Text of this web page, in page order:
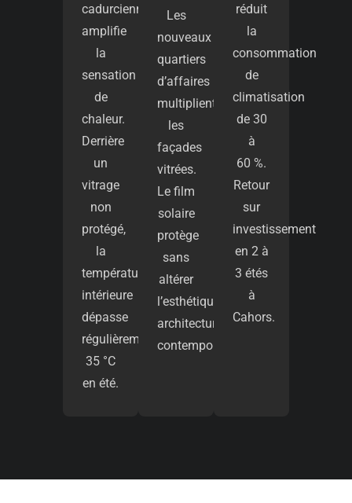
cadurcienne
amplifie
la
sensation
de
chaleur.
Derrière
un
vitrage
non
protégé,
la
température
intérieure
dépasse
régulièrement
35 °C
en été.
Les
nouveaux
quartiers
d’affaires
multiplient
les
façades
vitrées.
Le film
solaire
protège
sans
altérer
l’esthétique
architecturale
contemporaine.
réduit
la
consommation
de
climatisation
de 30
à
60 %.
Retour
sur
investissement
en 2 à
3 étés
à
Cahors.